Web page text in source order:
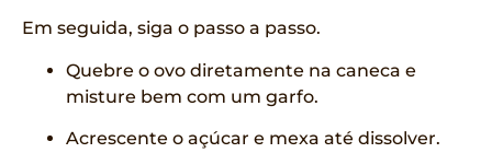
Em seguida, siga o passo a passo.
Quebre o ovo diretamente na caneca e
misture bem com um garfo.
Acrescente o açúcar e mexa até dissolver.